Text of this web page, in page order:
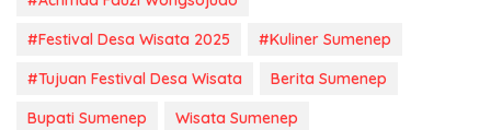
#Festival Desa Wisata 2025
#Kuliner Sumenep
#Tujuan Festival Desa Wisata
Berita Sumenep
Bupati Sumenep
Wisata Sumenep